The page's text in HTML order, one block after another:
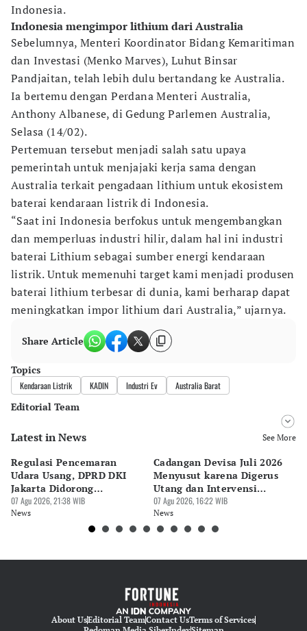
Indonesia.
Indonesia mengimpor lithium dari Australia
Sebelumnya, Menteri Koordinator Bidang Kemaritiman
dan Investasi (Menko Marves), Luhut Binsar
Pandjaitan, telah lebih dulu bertandang ke Australia.
Ia bertemu dengan Perdana Menteri Australia,
Anthony Albanese, di Gedung Parlemen Australia,
Selasa (14/02).
Pertemuan tersebut menjadi salah satu upaya
pemerintah untuk menjajaki kerja sama dengan
Australia terkait pengadaan lithium untuk ekosistem
baterai kendaraan listrik di Indonesia.
“Saat ini Indonesia berfokus untuk mengembangkan
dan memperluas industri hilir, dalam hal ini industri
baterai Lithium sebagai sumber energi kendaraan
listrik. Untuk memenuhi target kami menjadi produsen
baterai lithium terbesar di dunia, kami berharap dapat
meningkatkan impor lithium dari Australia,” ujarnya.
Share Article
Topics
Kendaraan Listrik KADIN Industri Ev Australia Barat
Editorial Team
Editor
Editor
Eko Wahyudi
Latest in News See More
Regulasi Pencemaran
Udara Usang, DPRD DKI
Jakarta Didorong
Prioritaskan Revisi Perda
07 Agu 2026, 21:38 WIB
News
Cadangan Devisa Juli 2026
Menyusut karena Digerus
Utang dan Intervensi
Rupiah
07 Agu 2026, 16:22 WIB
News
About UsEditorial TeamContact UsTerms of Services